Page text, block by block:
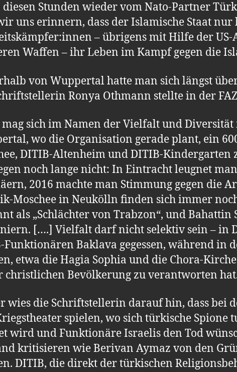
diesen Stunden wieder vom Nato-Partner
uns erinnern, dass der Islamische Staat
– übrigens mit Hilfe der
Waffen – ihr Leben im Kampf gegen die
von Wuppertal hatte man sich längst
Ronya Othmann stellte in der
mag sich im Namen der Vielfalt und
wo die Organisation gerade plant, ein
DITIB-Altenheim und DITIB-
noch lange nicht: In Eintracht leugnet
2016 machte man Stimmung gegen die
Moschee in Neukölln finden sich immer
als „Schlächter von Trabzon“, und
[….] Vielfalt darf nicht selektiv sein – in
Funktionären Baklava gegessen, während in
etwa die Hagia Sophia und die Chora-
christlichen Bevölkerung zu verantworten
wies die Schriftstellerin darauf hin, dass bei
spielen, wo sich türkische
wird und Funktionäre Israelis den Tod
kritisieren wie Berivan Aymaz von den
DITIB, die direkt der türkischen